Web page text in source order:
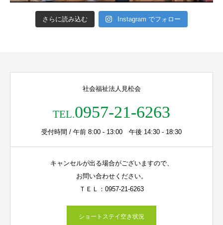
さらに読み込む Instagram でフォロー
社会福祉法人見松会
TEL.0957-21-6263
受付時間 / 午前 8:00 - 13:00 午後 14:30 - 18:30
キャンセルが出る場合がございますので、
お問い合わせください。
ＴＥＬ：0957-21-6263
ショートステイ空き状況